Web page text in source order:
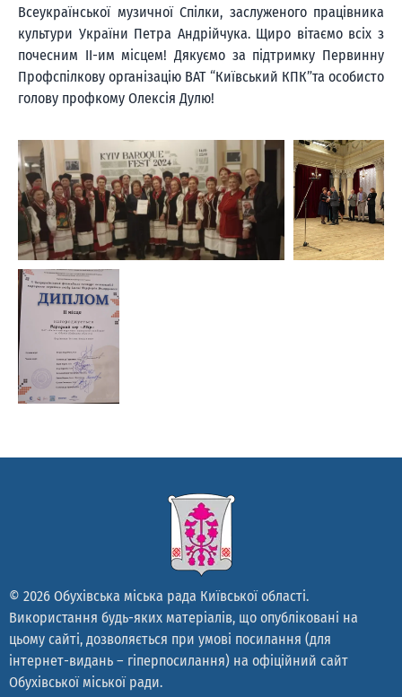
Всеукраїнської музичної Спілки, заслуженого працівника
культури України Петра Андрійчука. Щиро вітаємо всіх з
почесним ІІ-им місцем! Дякуємо за підтримку Первинну
Профспілкову організацію ВАТ “Київський КПК”та особисто
голову профкому Олексія Дулю!
© 2026 Обухівська міська рада Київської області.
Використання будь-яких матеріалів, що опубліковані на
цьому сайті, дозволяється при умові посилання (для
інтернет-видань – гіперпосилання) на офіційний сайт
Обухівської міської ради.